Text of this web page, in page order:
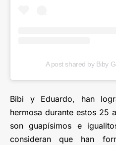
A post shared by Biby
Bibi y Eduardo, han
hermosa durante estos 25
son guapísimos e
consideran que han